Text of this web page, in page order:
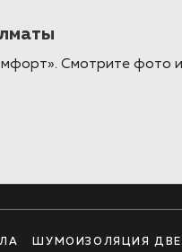
Смотрите фото
ШУМОИЗОЛЯЦИЯ